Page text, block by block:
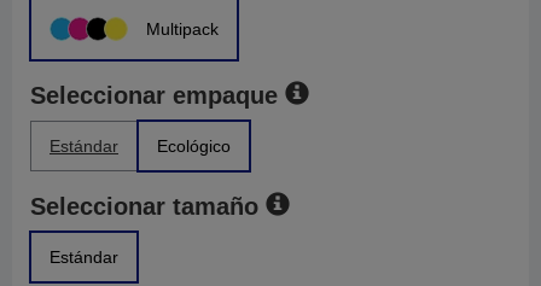
Multipack
Seleccionar empaque
Estándar Ecológico
Seleccionar tamaño
Estándar